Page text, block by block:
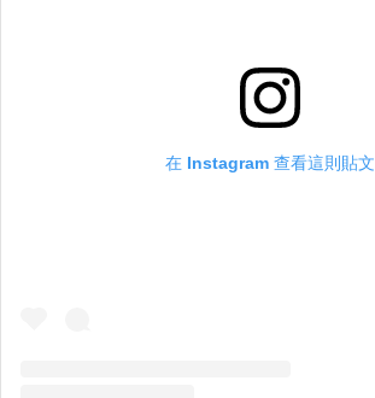
在 Instagram 查看這則貼文